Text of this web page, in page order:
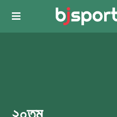
Skip to main content